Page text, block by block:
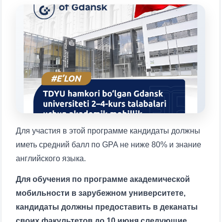
Для участия в этой программе кандидаты должны
иметь средний балл по GPA не ниже 80% и знание
английского языка.
Для обучения по программе академической
мобильности в зарубежном университете,
кандидаты должны предоставить в деканаты
Оставляйте здесь свои обращения по
вопросам приёма.
Выберите тему — затем появятся
конкретные вопросы:
1. Документы (бакалавр) (5)
6. Онлайн-заявки (15) 7. Колл-центр (4)
✉️ Написать администратору